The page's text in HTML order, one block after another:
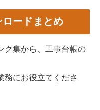
ードまとめ
ク集から、工事台帳の
務にお役立てくださ